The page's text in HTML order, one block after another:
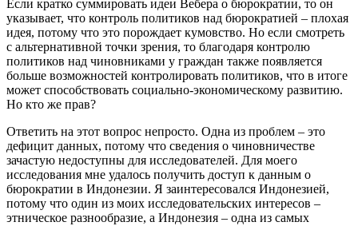
Если кратко суммировать идеи Вебера о бюрократии, то он
указывает, что контроль политиков над бюрократией – плохая
идея, потому что это порождает кумовство. Но если смотреть
с альтернативной точки зрения, то благодаря контролю
политиков над чиновниками у граждан также появляется
больше возможностей контролировать политиков, что в итоге
может способствовать социально-экономическому развитию.
Но кто же прав?
Ответить на этот вопрос непросто. Одна из проблем – это
дефицит данных, потому что сведения о чиновничестве
зачастую недоступны для исследователей. Для моего
исследования мне удалось получить доступ к данным о
бюрократии в Индонезии. Я заинтересовался Индонезией,
потому что один из моих исследовательских интересов –
этническое разнообразие, а Индонезия – одна из самых